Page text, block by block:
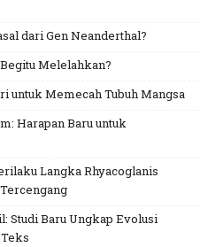
dari Gen Neanderthal?
Melelahkan?
untuk Memecah Tubuh Mangsa
Harapan Baru untuk
Langka Rhyacoglanis
Studi Baru Ungkap Evolusi